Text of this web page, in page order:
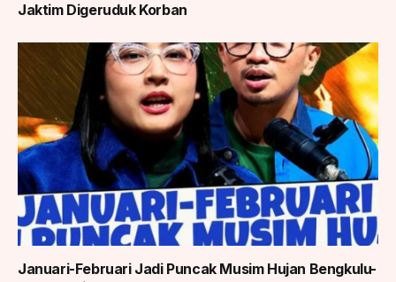
Jaktim Digeruduk Korban
Januari-Februari Jadi Puncak Musim Hujan Bengkulu-